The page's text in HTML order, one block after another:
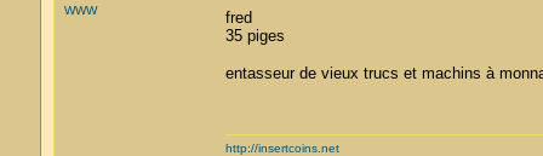
WWW
fred
35 piges
entasseur de vieux trucs et machins à
http://insertcoins.net